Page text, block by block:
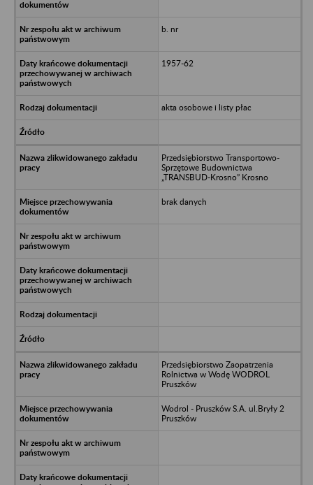
b. nr
1957-62
akta osobowe i listy płac
Przedsiębiorstwo Transportowo-
Sprzętowe Budownictwa
„TRANSBUD-Krosno” Krosno
brak danych
Przedsiębiorstwo Zaopatrzenia
Rolnictwa w Wodę WODROL
Pruszków
Wodrol - Pruszków S.A. ul.Bryły 2
Pruszków